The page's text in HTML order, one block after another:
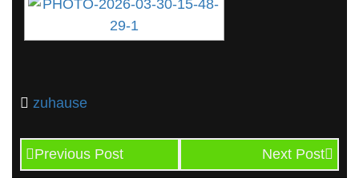
zuhause
Previous Post Next Post